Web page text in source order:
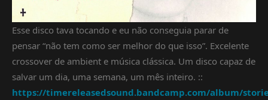
Esse disco tava tocando e eu não conseguia parar de
pensar “não tem como ser melhor do que isso”. Excelente
crossover de ambient e música clássica. Um disco capaz de
salvar um dia, uma semana, um mês inteiro. ::
https://timereleasedsound.bandcamp.com/album/